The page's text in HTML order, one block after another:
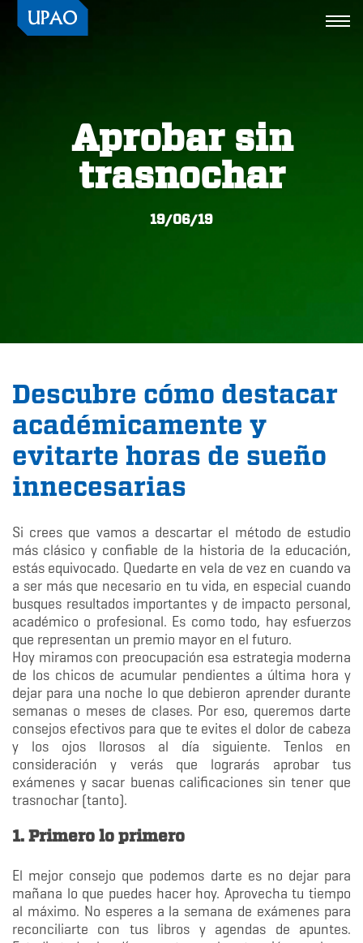
Aprobar sin
trasnochar
19/06/19
Descubre cómo destacar
académicamente y
evitarte horas de sueño
innecesarias
Si crees que vamos a descartar el método de estudio
más clásico y confiable de la historia de la educación,
estás equivocado. Quedarte en vela de vez en cuando va
a ser más que necesario en tu vida, en especial cuando
busques resultados importantes y de impacto personal,
académico o profesional. Es como todo, hay esfuerzos
que representan un premio mayor en el futuro.
Hoy miramos con preocupación esa estrategia moderna
de los chicos de acumular pendientes a última hora y
dejar para una noche lo que debieron aprender durante
semanas o meses de clases. Por eso, queremos darte
consejos efectivos para que te evites el dolor de cabeza
y los ojos llorosos al día siguiente. Tenlos en
consideración y verás que lograrás aprobar tus
exámenes y sacar buenas calificaciones sin tener que
trasnochar (tanto).
1. Primero lo primero
El mejor consejo que podemos darte es no dejar para
mañana lo que puedes hacer hoy. Aprovecha tu tiempo
al máximo. No esperes a la semana de exámenes para
reconciliarte con tus libros y agendas de apuntes.